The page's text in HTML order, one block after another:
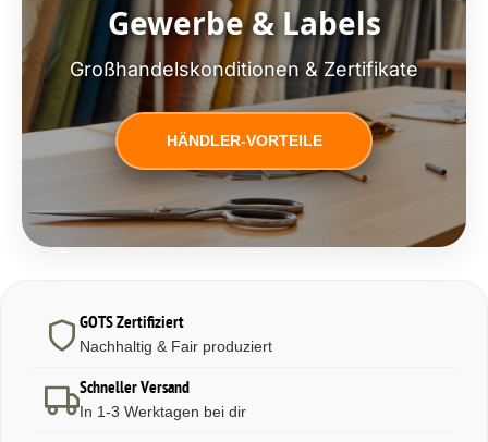
Gewerbe & Labels
Großhandelskonditionen & Zertifikate
HÄNDLER-VORTEILE
GOTS Zertifiziert
Nachhaltig & Fair produziert
Schneller Versand
In 1-3 Werktagen bei dir